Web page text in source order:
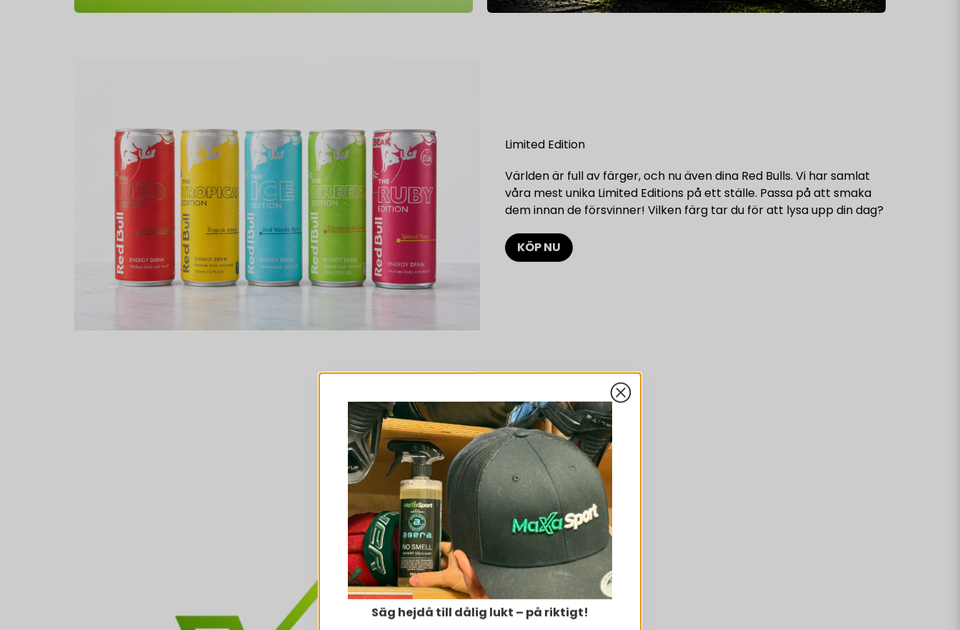
Limited Edition
Världen är full av färger, och nu även dina Red Bulls. Vi har samlat
våra mest unika Limited Editions på ett ställe. Passa på att smaka
dem innan de försvinner! Vilken färg tar du för att lysa upp din dag?
KÖP NU
PRODUKTNYHETER
Säg hejdå till dålig lukt – på riktigt!